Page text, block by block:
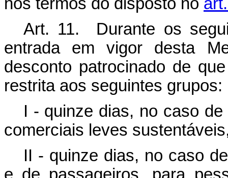
Art. 11. Durante os
entrada em vigor desta
desconto patrocinado de
restrita aos seguintes grupos:
I - quinze dias, no caso
comerciais leves
II - quinze dias, no caso